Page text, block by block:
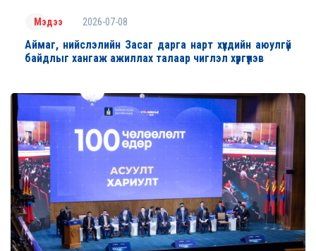
Мэдээ 2026-07-08
Аймаг, нийслэлийн Засаг дарга нарт хүүхдийн аюулгүй
байдлыг хангаж ажиллах талаар чиглэл хүргүүлэв